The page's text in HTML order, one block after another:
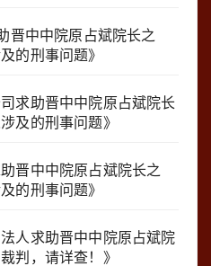
晋中中院原占斌院长之
的刑事问题》
求助晋中中院原占斌院长
及的刑事问题》
晋中中院原占斌院长之
的刑事问题》
人求助晋中中院原占斌院
判，请详查！ 》